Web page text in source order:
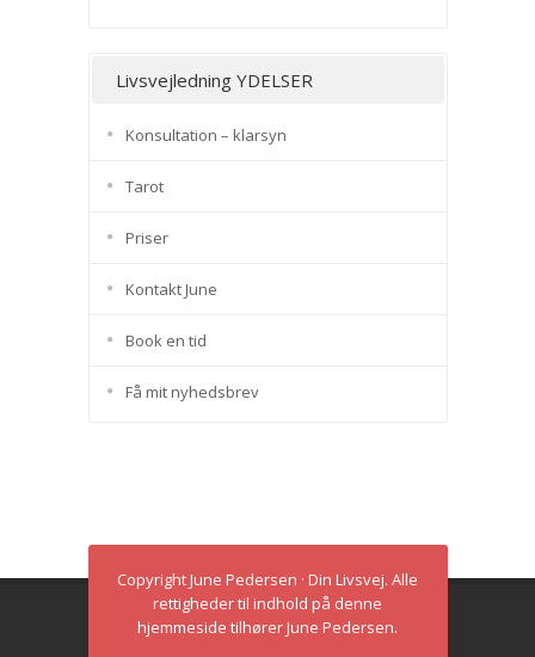
Livsvejledning YDELSER
Konsultation – klarsyn
Tarot
Priser
Kontakt June
Book en tid
Få mit nyhedsbrev
Copyright June Pedersen · Din Livsvej. Alle
rettigheder til indhold på denne
hjemmeside tilhører June Pedersen.